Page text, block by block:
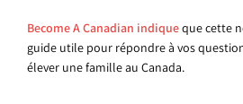
Become A Canadian indiqueque cette
guide utile pour répondre à vos
élever une famille au Canada.